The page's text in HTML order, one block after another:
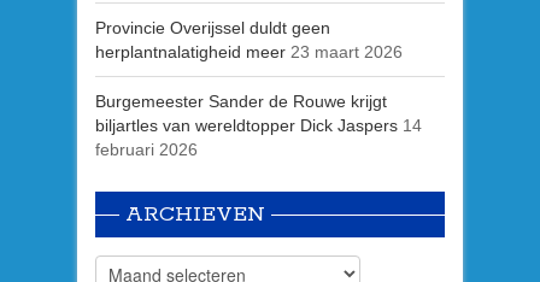
Provincie Overijssel duldt geen
herplantnalatigheid meer 23 maart 2026
Burgemeester Sander de Rouwe krijgt
biljartles van wereldtopper Dick Jaspers 14
februari 2026
ARCHIEVEN